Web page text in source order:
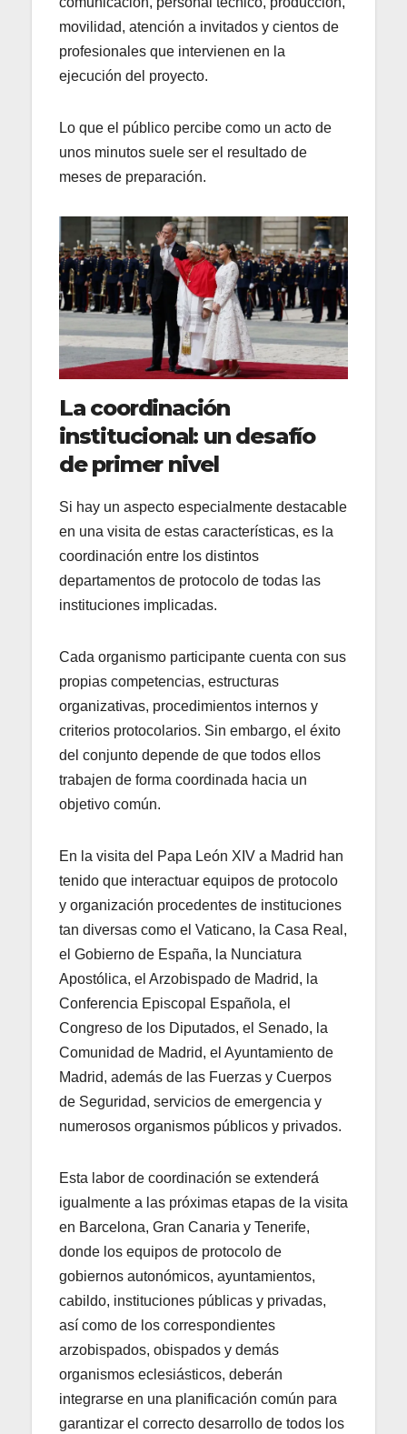
movilidad, atención a invitados y cientos de
profesionales que intervienen en la
ejecución del proyecto.
Lo que el público percibe como un acto de
unos minutos suele ser el resultado de
meses de preparación.
La coordinación
institucional: un desafío
de primer nivel
Si hay un aspecto especialmente destacable
en una visita de estas características, es la
coordinación entre los distintos
departamentos de protocolo de todas las
instituciones implicadas.
Cada organismo participante cuenta con sus
propias competencias, estructuras
organizativas, procedimientos internos y
criterios protocolarios. Sin embargo, el éxito
del conjunto depende de que todos ellos
trabajen de forma coordinada hacia un
objetivo común.
En la visita del Papa León XIV a Madrid han
tenido que interactuar equipos de protocolo
y organización procedentes de instituciones
tan diversas como el Vaticano, la Casa Real,
el Gobierno de España, la Nunciatura
Apostólica, el Arzobispado de Madrid, la
Conferencia Episcopal Española, el
Congreso de los Diputados, el Senado, la
Comunidad de Madrid, el Ayuntamiento de
Madrid, además de las Fuerzas y Cuerpos
de Seguridad, servicios de emergencia y
numerosos organismos públicos y privados.
Esta labor de coordinación se extenderá
igualmente a las próximas etapas de la visita
en Barcelona, Gran Canaria y Tenerife,
donde los equipos de protocolo de
gobiernos autonómicos, ayuntamientos,
cabildo, instituciones públicas y privadas,
así como de los correspondientes
arzobispados, obispados y demás
organismos eclesiásticos, deberán
integrarse en una planificación común para
garantizar el correcto desarrollo de todos los